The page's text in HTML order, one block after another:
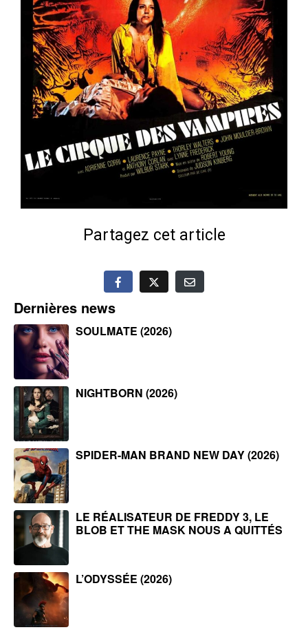
Partagez cet article
Dernières news
SOULMATE (2026)
NIGHTBORN (2026)
SPIDER-MAN BRAND NEW DAY (2026)
LE RÉALISATEUR DE FREDDY 3, LE
BLOB ET THE MASK NOUS A QUITTÉS
L’ODYSSÉE (2026)